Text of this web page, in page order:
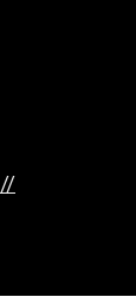
//